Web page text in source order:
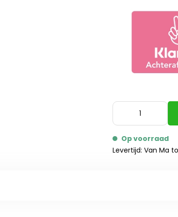
Op voorraad
Levertijd: Van Ma